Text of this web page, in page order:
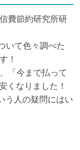
費節約研究所研
いて色々調べた
！
「今まで払って
くなりました！
う人の疑問にはい